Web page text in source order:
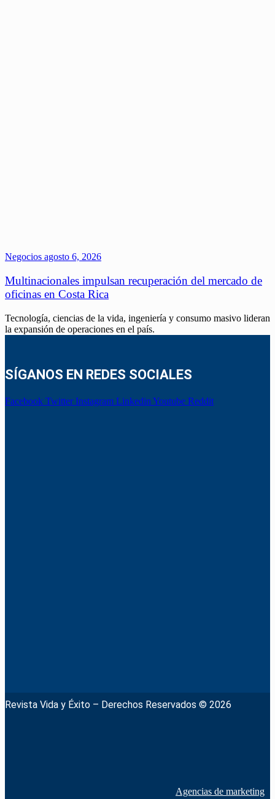
Negocios agosto 6, 2026
Multinacionales impulsan recuperación del mercado de
oficinas en Costa Rica
Tecnología, ciencias de la vida, ingeniería y consumo masivo lideran
la expansión de operaciones en el país.
SÍGANOS EN REDES SOCIALES
Facebook Twitter Instagram Linkedin Youtube Reddit
Revista Vida y Éxito – Derechos Reservados © 2026
Agencias de marketing